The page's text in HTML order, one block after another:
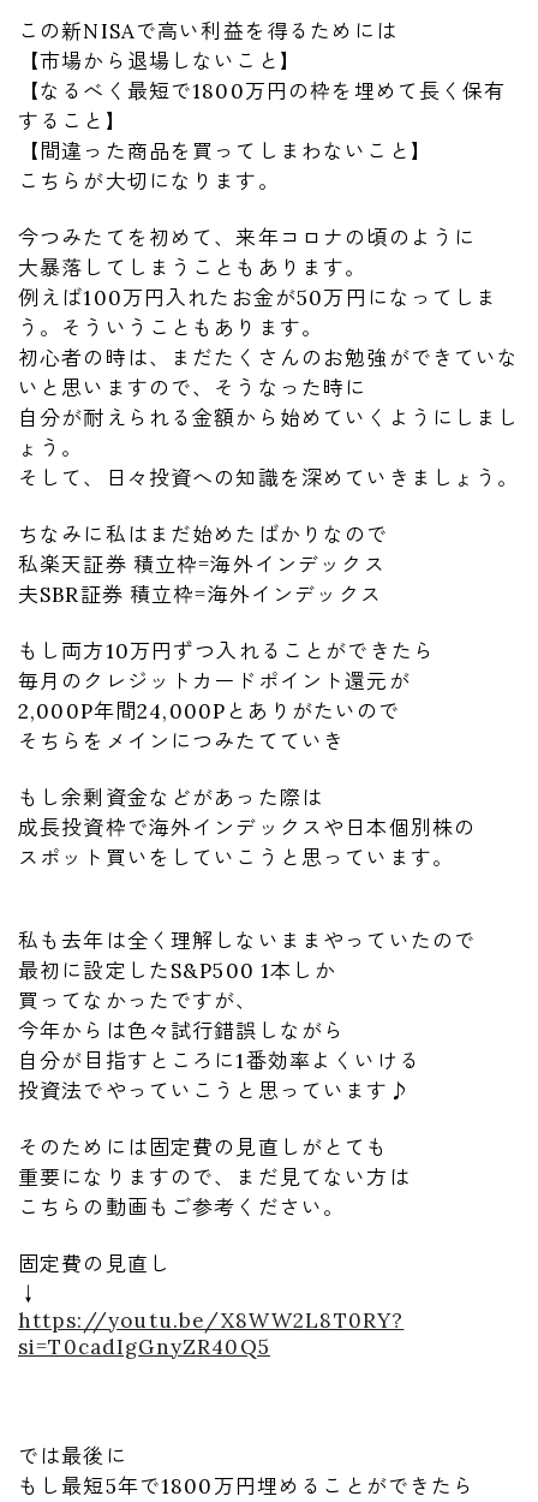
この新NISAで高い利益を得るためには
【市場から退場しないこと】
【なるべく最短で1800万円の枠を埋めて長く保有
すること】
【間違った商品を買ってしまわないこと】
こちらが大切になります。
今つみたてを初めて、来年コロナの頃のように
大暴落してしまうこともあります。
例えば100万円入れたお金が50万円になってしま
う。そういうこともあります。
初心者の時は、まだたくさんのお勉強ができていな
いと思いますので、そうなった時に
自分が耐えられる金額から始めていくようにしまし
ょう。
そして、日々投資への知識を深めていきましょう。
ちなみに私はまだ始めたばかりなので
私楽天証券 積立枠=海外インデックス
夫SBR証券 積立枠=海外インデックス
もし両方10万円ずつ入れることができたら
毎月のクレジットカードポイント還元が
2,000P年間24,000Pとありがたいので
そちらをメインにつみたてていき
もし余剰資金などがあった際は
成長投資枠で海外インデックスや日本個別株の
スポット買いをしていこうと思っています。
私も去年は全く理解しないままやっていたので
最初に設定したS&P500 1本しか
買ってなかったですが、
今年からは色々試行錯誤しながら
自分が目指すところに1番効率よくいける
投資法でやっていこうと思っています♪
そのためには固定費の見直しがとても
重要になりますので、まだ見てない方は
こちらの動画もご参考ください。
固定費の見直し
↓
https://youtu.be/X8WW2L8T0RY?
si=T0cadIgGnyZR40Q5
では最後に
もし最短5年で1800万円埋めることができたら